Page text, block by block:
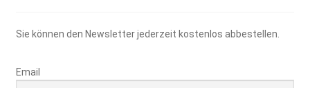
Sie können den Newsletter jederzeit kostenlos abbestellen.
Email